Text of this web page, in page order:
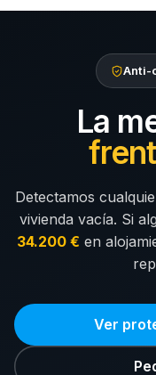
Anti-
La
Detectamos
vivienda vacía. Si
34.200 € en
Ver